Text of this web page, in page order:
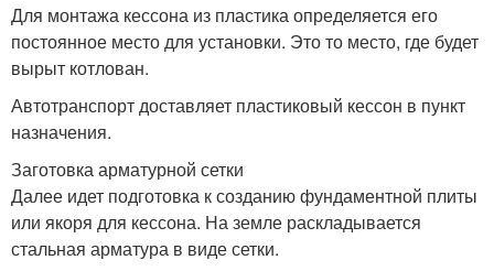
Для монтажа кессона из пластика определяется его
постоянное место для установки. Это то место, где будет
вырыт котлован.
Автотранспорт доставляет пластиковый кессон в пункт
назначения.
Заготовка арматурной сетки
Далее идет подготовка к созданию фундаментной плиты
или якоря для кессона. На земле раскладывается
стальная арматура в виде сетки.